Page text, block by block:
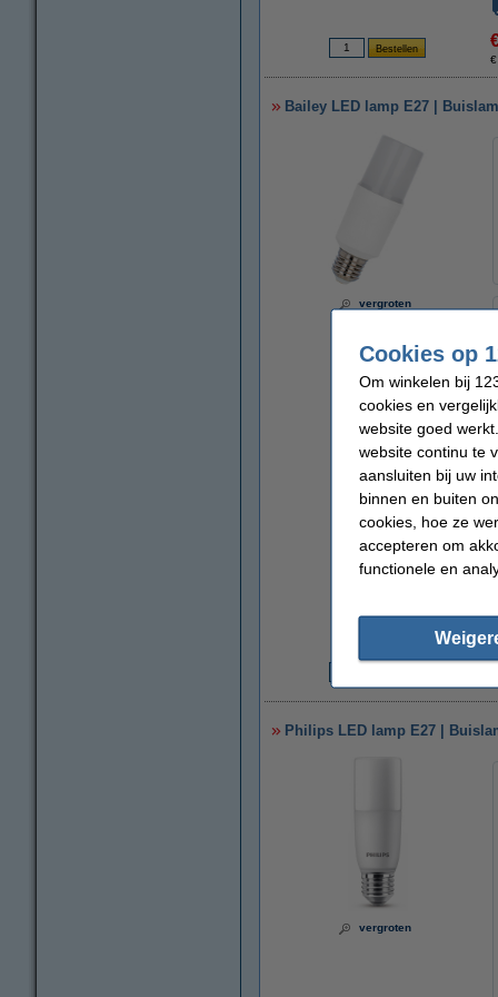
Bailey LED lamp E27 |
vergroten
Philips LED lamp E27 |
vergroten
Cookies op
Om winkelen bij
cookies en
website goed
website continu te
aansluiten bij uw
binnen en buiten
cookies, hoe ze
accepteren om
functionele en